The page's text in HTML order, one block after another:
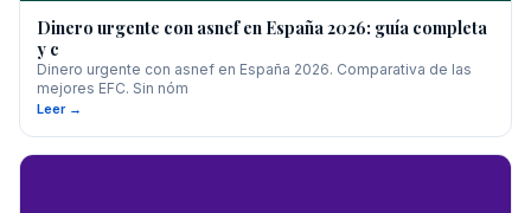
Dinero urgente con asnef en España 2026: guía completa
y c
Dinero urgente con asnef en España 2026. Comparativa de las
mejores EFC. Sin nóm
Leer →